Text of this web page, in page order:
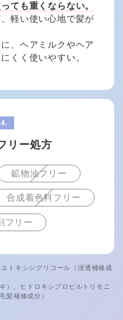
ても重くならない。
軽い使い心地で髪が
、ヘアミルクやヘア
くく使いやすい。
リー処方
鉱物油フリー
合成着色料フリー
フリー
トキシジグリコール（浸透補修成
）、ヒドロキシプロピルトリモニ
髪補修成分）